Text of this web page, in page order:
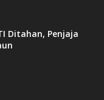
Ditahan, Penjaja